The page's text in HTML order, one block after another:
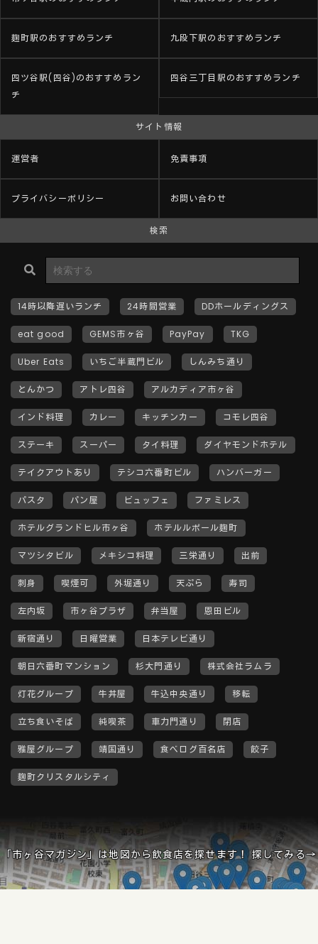
麹町駅のおすすめランチ 九段下駅のおすすめランチ
四ツ谷駅(四谷)のおすすめラン
チ
四谷三丁目駅のおすすめランチ
サイト情報
運営者 免責事項
プライバシーポリシー お問い合わせ
検索
14時以降遅いランチ 24時間営業 DDホールディングス
eat good GEMS市ヶ谷 PayPay TKG
Uber Eats いちご半蔵門ビル しんみち通り
とんかつ アトレ四谷 アルカディア市ヶ谷
インド料理 カレー キッチンカー コモレ四谷
ステーキ スーパー タイ料理 ダイヤモンドホテル
テイクアウトあり テシコ六番町ビル ハンバーガー
パスタ パン屋 ビュッフェ ファミレス
ホテルグランドヒル市ヶ谷 ホテルルポール麹町
マツシタビル メキシコ料理 三栄通り 出前
刺身 喫煙可 外堀通り 天ぷら 寿司
左内坂 市ヶ谷プラザ 弁当屋 恩田ビル
新宿通り 日曜営業 日本テレビ通り
朝日六番町マンション 杉大門通り 株式会社ラムラ
灯花グループ 牛丼屋 牛込中央通り 移転
立ち食いそば 純喫茶 車力門通り 閉店
雅屋グループ 靖国通り 食べログ百名店 餃子
麹町クリスタルシティ
「市ヶ谷マガジン」は地図から飲食店を探せます！ 探してみる→